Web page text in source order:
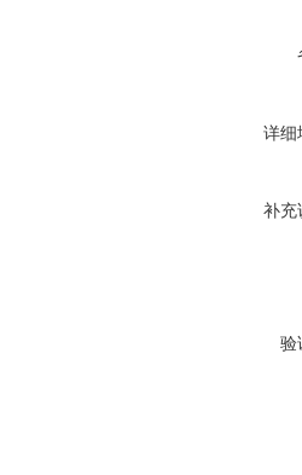
详细
补充
验